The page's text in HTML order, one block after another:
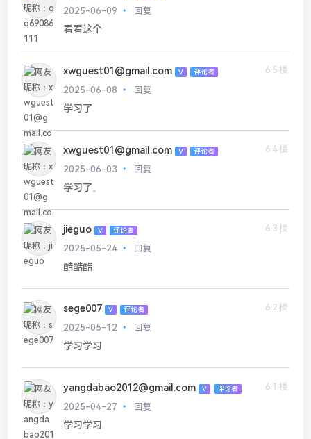
2025-06-09
回复
看看这个
xwguest01@gmail.com V 评论者
65楼
2025-06-08
回复
学习了
xwguest01@gmail.com V 评论者
64楼
2025-06-03
回复
学习了。
jieguo V 评论者
63楼
2025-05-24
回复
酷酷酷
sege007 V 评论者
62楼
2025-05-12
回复
学习学习
yangdabao2012@gmail.com V 评论者
61楼
2025-04-27
回复
学习学习